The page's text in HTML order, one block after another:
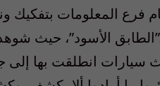
(26/5/2011)، قام فرع
الأسود”، حيث
سيارات انطلقت بها إلى